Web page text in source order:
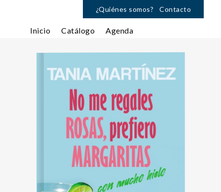
¿Quiénes somos? Contacto
Inicio Catálogo Agenda